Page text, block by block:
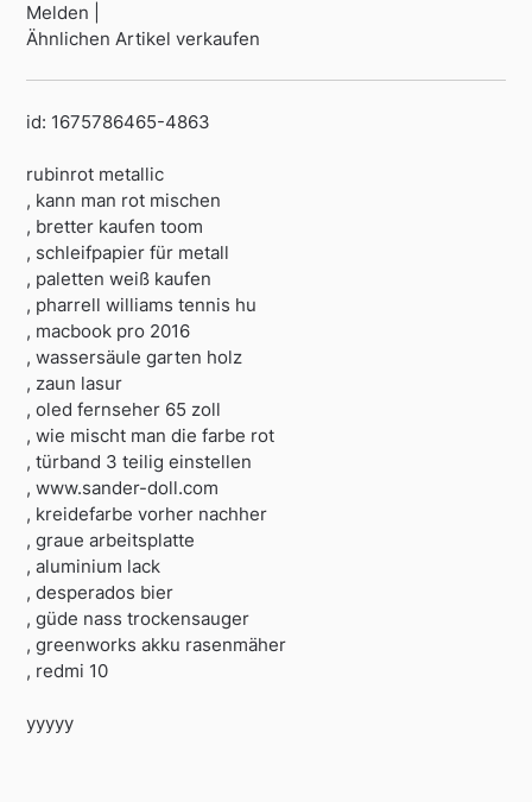
Melden |
Ähnlichen Artikel verkaufen
id: 1675786465-4863
rubinrot metallic
, kann man rot mischen
, bretter kaufen toom
, schleifpapier für metall
, paletten weiß kaufen
, pharrell williams tennis hu
, macbook pro 2016
, wassersäule garten holz
, zaun lasur
, oled fernseher 65 zoll
, wie mischt man die farbe rot
, türband 3 teilig einstellen
, www.sander-doll.com
, kreidefarbe vorher nachher
, graue arbeitsplatte
, aluminium lack
, desperados bier
, güde nass trockensauger
, greenworks akku rasenmäher
, redmi 10
yyyyy